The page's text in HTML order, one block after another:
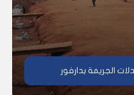
الجريمة بدارفور